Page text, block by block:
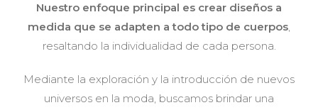
Nuestro enfoque principal es crear diseños a
medida que se adapten a todo tipo de cuerpos,
resaltando la individualidad de cada persona.
Mediante la exploración y la introducción de nuevos
universos en la moda, buscamos brindar una